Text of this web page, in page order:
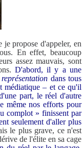
propose d'appeler, en
En effet, beaucoup
assez mauvais, sont
D'abord, il y a une
représentation dans tous
médiatique – et ce qu'il
part, le réel d'autre
même nos efforts pour
complot » finissent par
seulement d'aller plus
le plus grave, ce n'est
de l'élite en sa cage